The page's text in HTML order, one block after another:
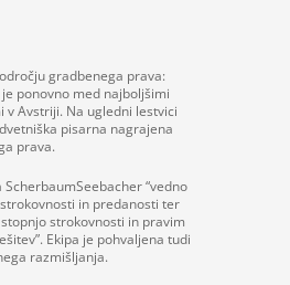
gradbenega prava:
ponovno med najboljšimi
Avstriji. Na ugledni lestvici
pisarna nagrajena
prava.
“vedno
in predanosti ter
strokovnosti in pravim
Ekipa je pohvaljena tudi
razmišljanja.